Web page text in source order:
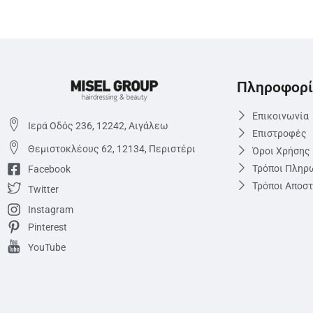
Ιερά Οδός 236, 12242, Αιγάλεω
Θεμιστoκλέους 62, 12134, Περιστέρι
Facebook
Twitter
Instagram
Pinterest
YouTube
Επικοινωνία
Επιστροφές
Όροι Χρήσης
Τρόποι
Τρόποι